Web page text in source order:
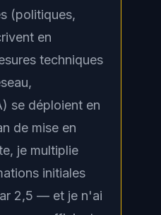
(politiques,
en
techniques
se déploient en
de mise en
je multiplie
initiales
2,5 — et je n'ai